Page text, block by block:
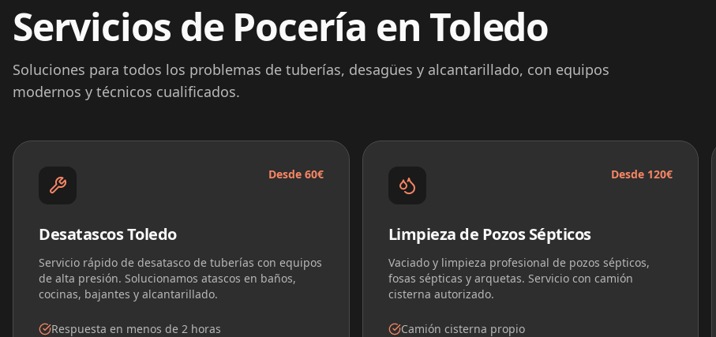
Servicios de Pocería en Toledo
Soluciones para todos los problemas de tuberías, desagües y alcantarillado, con equipos
modernos y técnicos cualificados.
Desde 60€
Desatascos Toledo
Servicio rápido de desatasco de tuberías con equipos
de alta presión. Solucionamos atascos en baños,
cocinas, bajantes y alcantarillado.
Respuesta en menos de 2 horas
Desde 120€
Limpieza de Pozos Sépticos
Vaciado y limpieza profesional de pozos sépticos,
fosas sépticas y arquetas. Servicio con camión
cisterna autorizado.
Camión cisterna propio